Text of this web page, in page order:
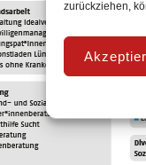
zurückziehen,